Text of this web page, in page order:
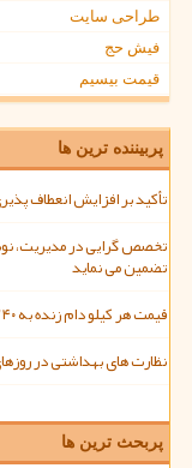
طراحی سایت
فیش حج
قیمت بیسیم
پربیننده ترین ها
تأکید بر افزایش انعطاف
تخصص گرایی در مدیریت،
تضمین می نماید
قیمت هر کیلو دام زنده به ۷۴۰ هزار تومان رسید
نظارت های بهداشتی در
پربحث ترین ها